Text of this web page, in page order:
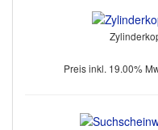
Preis inkl. 19.00%